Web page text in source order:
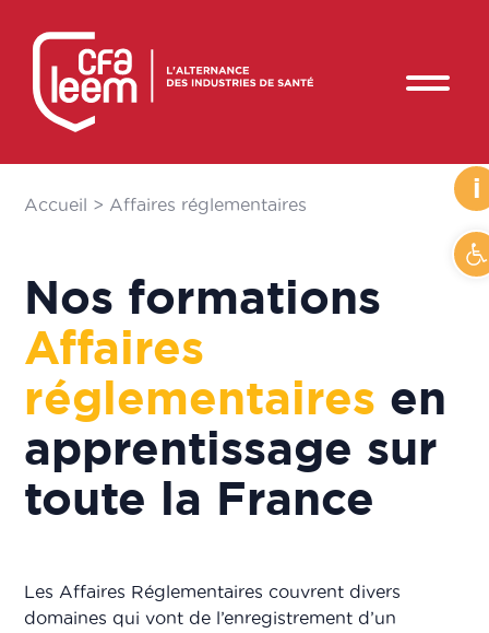
i
Accueil > Affaires réglementaires
Nos formations
Affaires
réglementaires en
apprentissage sur
toute la France
Les Affaires Réglementaires couvrent divers
domaines qui vont de l’enregistrement d’un